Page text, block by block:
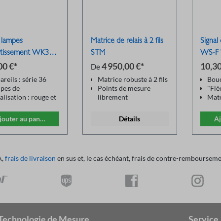
WK36-
€*
: série 36
de
: rouge et
aux normes
VDE0104
fiche pour le
nouvelle fiche
: prêt à
en marche
au panier
Matrice de relais à 2 fils
STM
De4 950,00 €*
Matrice robuste à 2 fils
Points de mesure
librement
Connexion de test via
une fiche Harting
Tests de continuité
d'isolement
Détails
WS-F
DIN
frais de livraison en sus et, le cas échéant, frais de contre-